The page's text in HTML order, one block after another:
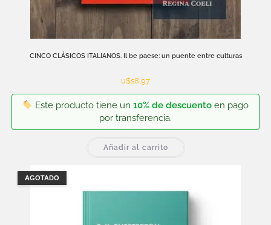
CINCO CLÁSICOS ITALIANOS. Il be paese: un puente entre culturas
u$s8,97
Este producto tiene un10% de descuento en pago
por transferencia.
Añadir al carrito
AGOTADO